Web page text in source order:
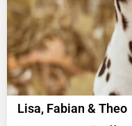
Lisa, Fabian & Theo